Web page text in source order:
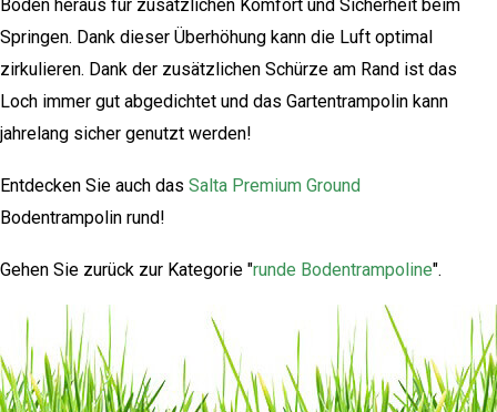
Boden heraus für zusätzlichen Komfort und Sicherheit beim
Springen. Dank dieser Überhöhung kann die Luft optimal
zirkulieren. Dank der zusätzlichen Schürze am Rand ist das
Loch immer gut abgedichtet und das Gartentrampolin kann
jahrelang sicher genutzt werden!
Entdecken Sie auch das Salta Premium Ground
Bodentrampolin rund!
Gehen Sie zurück zur Kategorie "runde Bodentrampoline".